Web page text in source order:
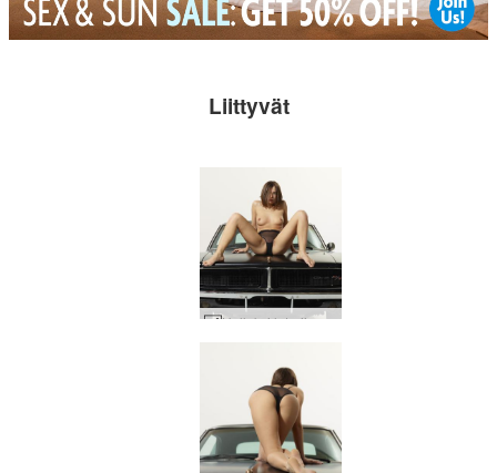
Liittyvät
Hulluksi laturiin #96